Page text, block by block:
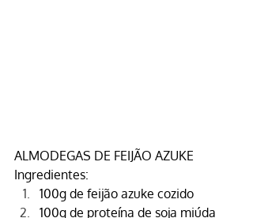
ALMODEGAS DE FEIJÃO AZUKE
Ingredientes:
100g de feijão azuke cozido
100g de proteína de soja miúda